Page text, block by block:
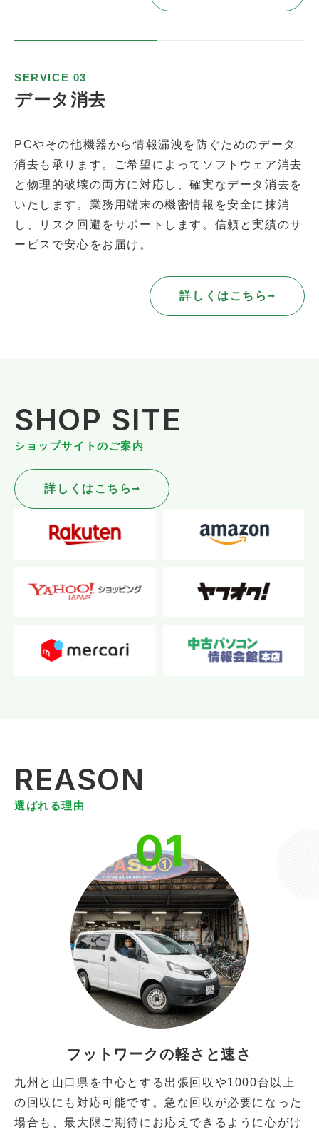
SERVICE 03
データ消去
PCやその他機器から情報漏洩を防ぐためのデータ
消去も承ります。ご希望によってソフトウェア消去
と物理的破壊の両方に対応し、確実なデータ消去を
いたします。業務用端末の機密情報を安全に抹消
し、リスク回避をサポートします。信頼と実績のサ
ービスで安心をお届け。
詳しくはこちら
SHOP SITE
ショップサイトのご案内
詳しくはこちら
REASON
選ばれる理由
フットワークの軽さと速さ
九州と山口県を中心とする出張回収や1000台以上
の回収にも対応可能です。急な回収が必要になった
場合も、最大限ご期待にお応えできるように心がけ